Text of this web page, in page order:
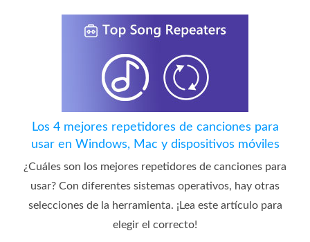
Los 4 mejores repetidores de canciones para
usar en Windows, Mac y dispositivos móviles
¿Cuáles son los mejores repetidores de canciones para
usar? Con diferentes sistemas operativos, hay otras
selecciones de la herramienta. ¡Lea este artículo para
elegir el correcto!